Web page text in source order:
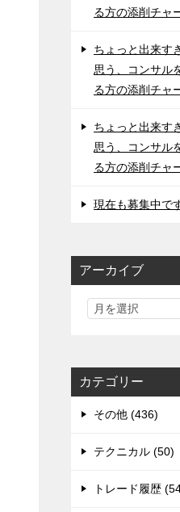
る方の添削チャ
ちょっと出来す
思う、コンサル
る方の添削チャ
ちょっと出来す
思う、コンサル
る方の添削チャ
現在も募集中で
アーカイブ
カテゴリー
その他 (436)
テクニカル (50)
トレード履歴